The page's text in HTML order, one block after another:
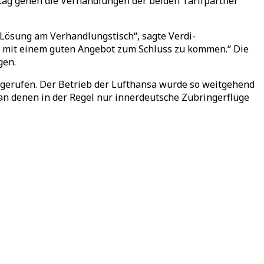
am Verhandlungstisch“, sagte Verdi-
einem guten Angebot zum Schluss zu kommen.“ Die
Der Betrieb der Lufthansa wurde so weitgehend
denen in der Regel nur innerdeutsche Zubringerflüge